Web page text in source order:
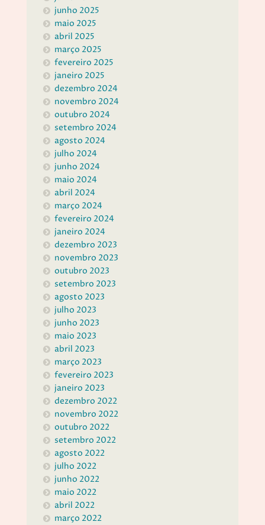
junho 2025
maio 2025
abril 2025
março 2025
fevereiro 2025
janeiro 2025
dezembro 2024
novembro 2024
outubro 2024
setembro 2024
agosto 2024
julho 2024
junho 2024
maio 2024
abril 2024
março 2024
fevereiro 2024
janeiro 2024
dezembro 2023
novembro 2023
outubro 2023
setembro 2023
agosto 2023
julho 2023
junho 2023
maio 2023
abril 2023
março 2023
fevereiro 2023
janeiro 2023
dezembro 2022
novembro 2022
outubro 2022
setembro 2022
agosto 2022
julho 2022
junho 2022
maio 2022
abril 2022
março 2022